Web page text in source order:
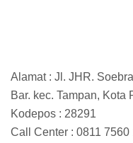
Alamat : Jl. JHR.
Bar. kec. Tampan, Kota
Kodepos : 28291
Call Center : 0811 7560